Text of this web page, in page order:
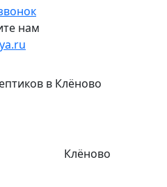
нам
в Клёново
Клёново